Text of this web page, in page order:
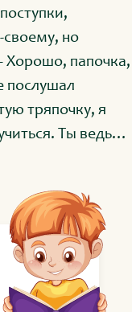
но
Хорошо, папочка,
послушал
тряпочку, я
Ты ведь